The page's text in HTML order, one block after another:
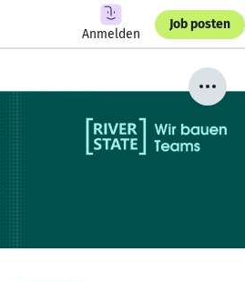
Anmelden
Job posten